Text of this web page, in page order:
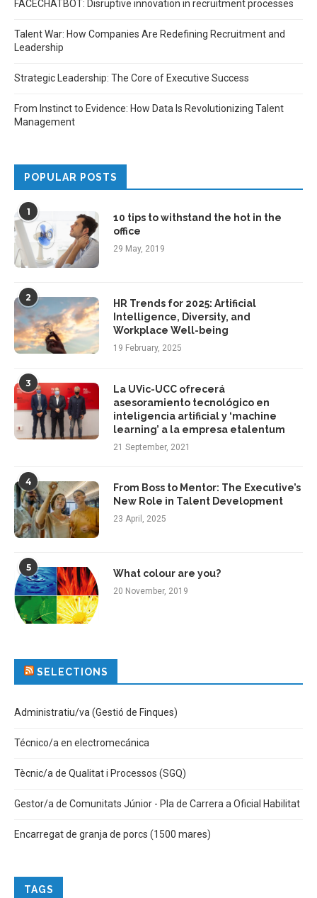
FACECHATBOT: Disruptive innovation in recruitment processes
Talent War: How Companies Are Redefining Recruitment and
Leadership
Strategic Leadership: The Core of Executive Success
From Instinct to Evidence: How Data Is Revolutionizing Talent
Management
POPULAR POSTS
1
10 tips to withstand the hot in the
office
29 May, 2019
2
HR Trends for 2025: Artificial
Intelligence, Diversity, and
Workplace Well-being
19 February, 2025
3
La UVic-UCC ofrecerá
asesoramiento tecnológico en
inteligencia artificial y ‘machine
learning’ a la empresa etalentum
21 September, 2021
4
From Boss to Mentor: The Executive’s
New Role in Talent Development
23 April, 2025
5
What colour are you?
20 November, 2019
SELECTIONS
Administratiu/va (Gestió de Finques)
Técnico/a en electromecánica
Tècnic/a de Qualitat i Processos (SGQ)
Gestor/a de Comunitats Júnior - Pla de Carrera a Oficial Habilitat
Encarregat de granja de porcs (1500 mares)
TAGS